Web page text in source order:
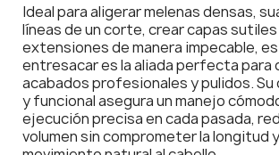
Ideal para aligerar melenas densas,
líneas de un corte, crear capas
extensiones de manera impecable,
entresacar es la aliada perfecta para
acabados profesionales y pulidos. Su
y funcional asegura un manejo
ejecución precisa en cada pasada,
volumen sin comprometer la longitud